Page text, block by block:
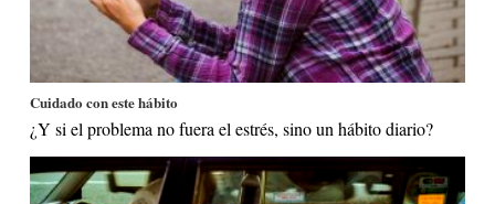
Cuidado con este hábito
¿Y si el problema no fuera el estrés, sino un hábito diario?